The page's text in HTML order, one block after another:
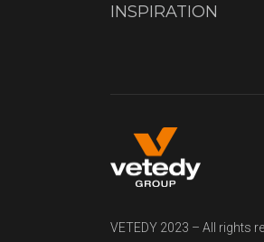
INSPIRATION
VETEDY 2023 – All rights